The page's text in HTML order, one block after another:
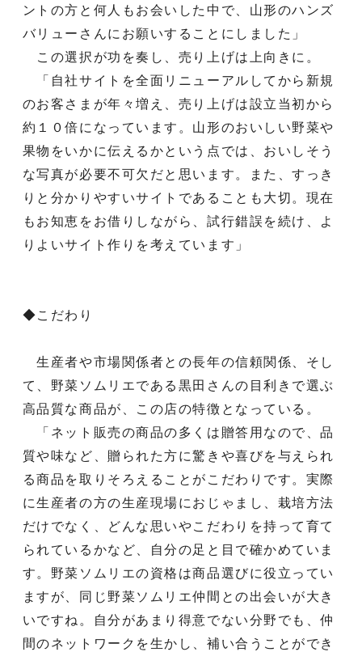
ントの方と何人もお会いした中で、山形のハンズ
バリューさんにお願いすることにしました」
この選択が功を奏し、売り上げは上向きに。
「自社サイトを全面リニューアルしてから新規
のお客さまが年々増え、売り上げは設立当初から
約１０倍になっています。山形のおいしい野菜や
果物をいかに伝えるかという点では、おいしそう
な写真が必要不可欠だと思います。また、すっき
りと分かりやすいサイトであることも大切。現在
もお知恵をお借りしながら、試行錯誤を続け、よ
りよいサイト作りを考えています」
◆こだわり
生産者や市場関係者との長年の信頼関係、そし
て、野菜ソムリエである黒田さんの目利きで選ぶ
高品質な商品が、この店の特徴となっている。
「ネット販売の商品の多くは贈答用なので、品
質や味など、贈られた方に驚きや喜びを与えられ
る商品を取りそろえることがこだわりです。実際
に生産者の方の生産現場におじゃまし、栽培方法
だけでなく、どんな思いやこだわりを持って育て
られているかなど、自分の足と目で確かめていま
す。野菜ソムリエの資格は商品選びに役立ってい
ますが、同じ野菜ソムリエ仲間との出会いが大き
いですね。自分があまり得意でない分野でも、仲
間のネットワークを生かし、補い合うことができ